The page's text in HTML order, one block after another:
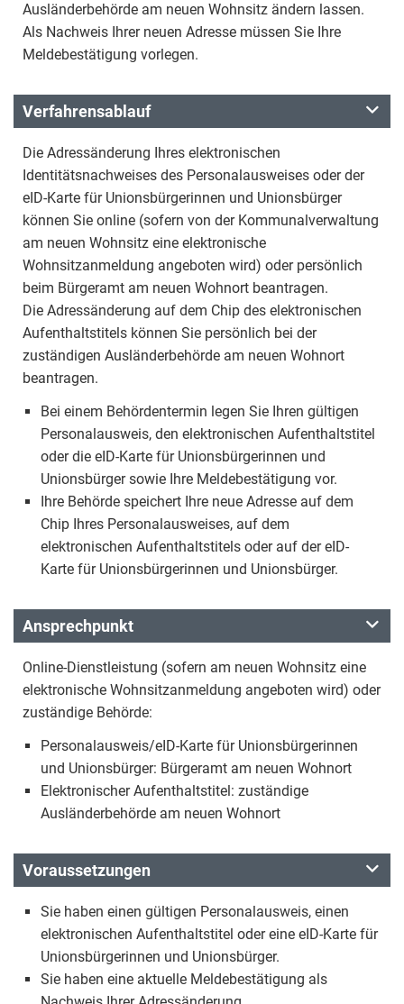
Ausländerbehörde am neuen Wohnsitz ändern lassen.
Als Nachweis Ihrer neuen Adresse müssen Sie Ihre
Meldebestätigung vorlegen.
Verfahrensablauf
Die Adressänderung Ihres elektronischen
Identitätsnachweises des Personalausweises oder der
eID-Karte für Unionsbürgerinnen und Unionsbürger
können Sie online (sofern von der Kommunalverwaltung
am neuen Wohnsitz eine elektronische
Wohnsitzanmeldung angeboten wird) oder persönlich
beim Bürgeramt am neuen Wohnort beantragen.
Die Adressänderung auf dem Chip des elektronischen
Aufenthaltstitels können Sie persönlich bei der
zuständigen Ausländerbehörde am neuen Wohnort
beantragen.
Bei einem Behördentermin legen Sie Ihren gültigen
Personalausweis, den elektronischen Aufenthaltstitel
oder die eID-Karte für Unionsbürgerinnen und
Unionsbürger sowie Ihre Meldebestätigung vor.
Ihre Behörde speichert Ihre neue Adresse auf dem
Chip Ihres Personalausweises, auf dem
elektronischen Aufenthaltstitels oder auf der eID-
Karte für Unionsbürgerinnen und Unionsbürger.
Ansprechpunkt
Online-Dienstleistung (sofern am neuen Wohnsitz eine
elektronische Wohnsitzanmeldung angeboten wird) oder
zuständige Behörde:
Personalausweis/eID-Karte für Unionsbürgerinnen
und Unionsbürger: Bürgeramt am neuen Wohnort
Elektronischer Aufenthaltstitel: zuständige
Ausländerbehörde am neuen Wohnort
Voraussetzungen
Sie haben einen gültigen Personalausweis, einen
elektronischen Aufenthaltstitel oder eine eID-Karte für
Unionsbürgerinnen und Unionsbürger.
Sie haben eine aktuelle Meldebestätigung als